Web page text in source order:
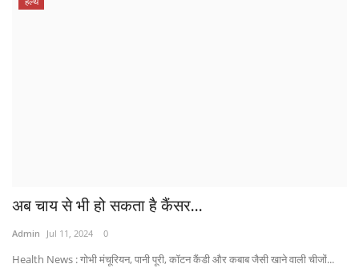
अब चाय से भी हो सकता है कैंसर...
Admin Jul 11, 2024 0
Health News : गोभी मंचूरियन, पानी पूरी, कॉटन कैंडी और कबाब जैसी खाने वाली चीजों...